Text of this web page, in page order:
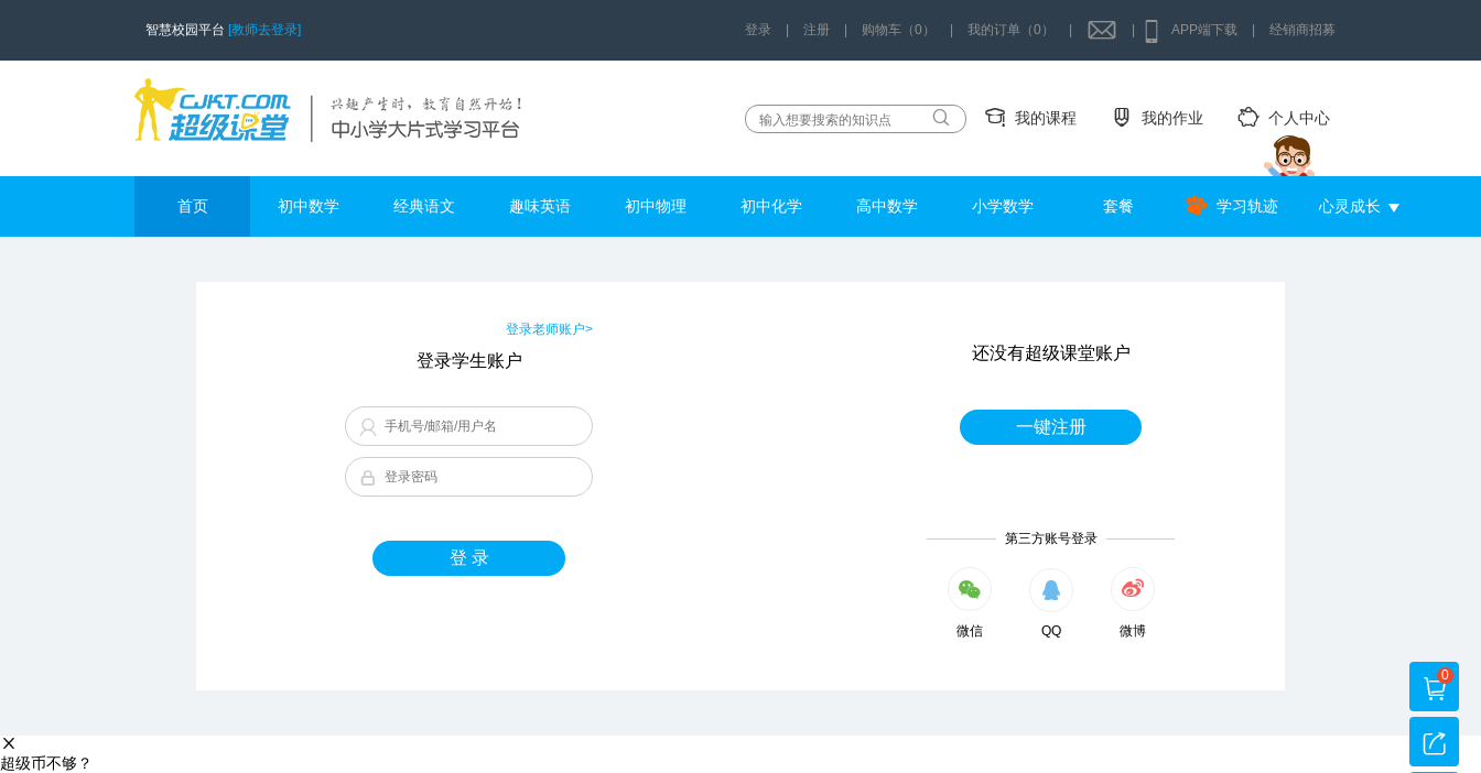
智慧校园平台 [教师去登录] 登录 注册 购物车（0） 我的订单（0） APP端下载 经销商招募
我的课程 我的作业 个人中心
首页 初中数学 经典语文 趣味英语 初中物理 初中化学 高中数学 小学数学 套餐 学习轨迹 心灵成长
登录老师账户>
登录学生账户
登 录
还没有超级课堂账户
一键注册
第三方账号登录
微信 QQ 微博
0
超级币不够？